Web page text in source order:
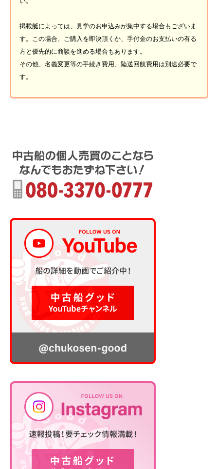
掲載艇によっては、見学のお申込みが集中する場合もございま
す。この場合、ご購入を即決頂くか、手付金のお支払いの有る
方と優先的に商談を進める場合もあります。
その他、名義変更等の手続き費用、陸送回航費用は別途必要で
す。